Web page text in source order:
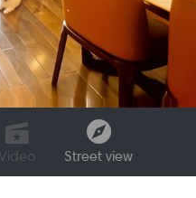
Video Street view